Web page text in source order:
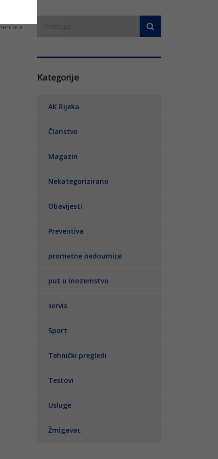
Kategorije
AK Rijeka
Članstvo
Magazin
Nekategorizirano
Obavijesti
Preventiva
prometne nedoumice
put u inozemstvo
servis
Sport
Tehnički pregledi
Testovi
Usluge
Žmigavac